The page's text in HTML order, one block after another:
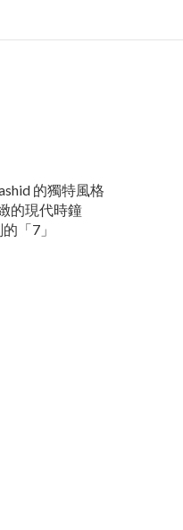
的獨特風格
的現代時鐘
「7」